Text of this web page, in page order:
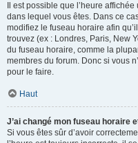
Il est possible que l’heure
dans lequel vous êtes. Dans ce
modifiez le fuseau horaire afin
trouvez (ex : Londres, Paris, New
du fuseau horaire, comme la
membres du forum. Donc si vous
pour le faire.
Haut
J’ai changé mon fuseau horaire
Si vous êtes sûr d’avoir